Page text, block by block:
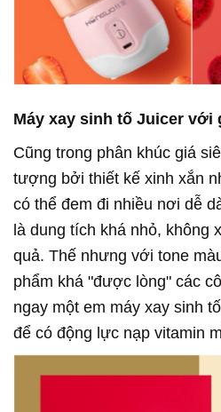
Máy xay sinh tố Juicer với
Cũng trong phân khúc giá
tượng bởi thiết kế xinh xắn
có thể đem đi nhiều nơi dễ
là dung tích khá nhỏ, không
quả. Thế nhưng với tone
phẩm khá "được lòng" các
ngay một em máy xay sinh
để có động lực nạp vitamin